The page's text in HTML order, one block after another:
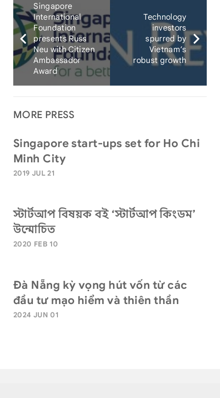
Singapore
International
Foundation
presents Russ
Neu with Citizen
Ambassador
Award
Technology
investors
spurred by
Vietnam’s
robust growth
MORE PRESS
Singapore start-ups set for Ho Chi
Minh City
2019 JUL 21
স্টার্টআপ বিষয়ক বই ‘স্টার্টআপ কিংডম’
উন্মোচিত
2020 FEB 10
Đà Nẵng kỳ vọng hút vốn từ các
đầu tư mạo hiểm và thiên thần
2024 JUN 01